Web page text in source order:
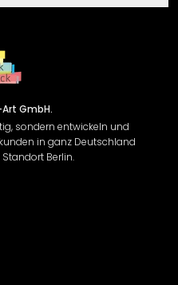
GmbH.
sondern entwickeln und
in ganz Deutschland
Berlin.